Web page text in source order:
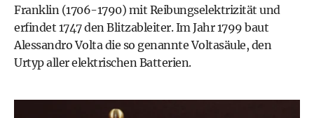
Franklin (1706-1790) mit Reibungselektrizität und
erfindet 1747 den Blitzableiter. Im Jahr 1799 baut
Alessandro Volta die so genannte Voltasäule, den
Urtyp aller elektrischen Batterien.